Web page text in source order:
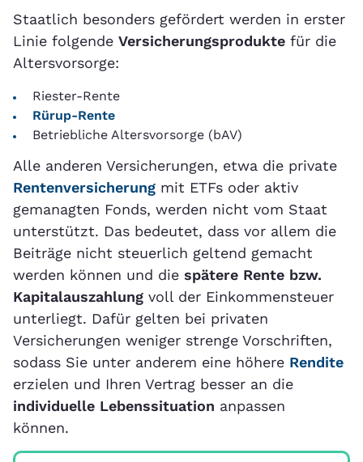
Staatlich besonders gefördert werden in erster
Linie folgende Versicherungsprodukte für die
Altersvorsorge:
Riester-Rente
Rürup-Rente
Betriebliche Altersvorsorge (bAV)
Alle anderen Versicherungen, etwa die private
Rentenversicherung mit ETFs oder aktiv
gemanagten Fonds, werden nicht vom Staat
unterstützt. Das bedeutet, dass vor allem die
Beiträge nicht steuerlich geltend gemacht
werden können und die spätere Rente bzw.
Kapitalauszahlung voll der Einkommensteuer
unterliegt. Dafür gelten bei privaten
Versicherungen weniger strenge Vorschriften,
sodass Sie unter anderem eine höhere Rendite
erzielen und Ihren Vertrag besser an die
individuelle Lebenssituation anpassen
können.